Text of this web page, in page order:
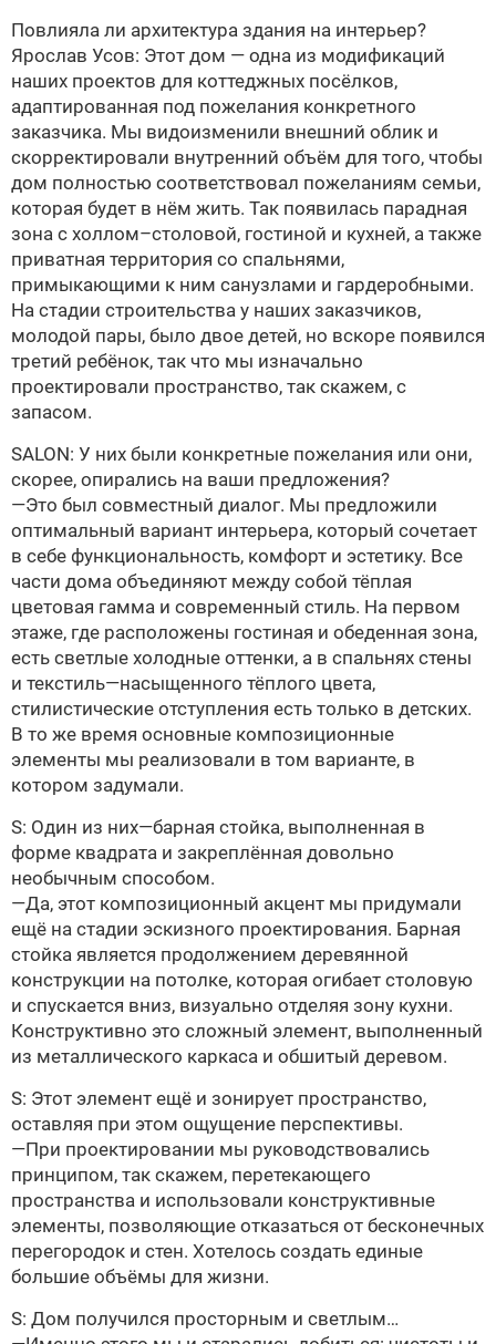
Повлияла ли архитектура здания на интерьер?
Ярослав Усов: Этот дом — одна из модификаций
наших проектов для коттеджных посёлков,
адаптированная под пожелания конкретного
заказчика. Мы видоизменили внешний облик и
скорректировали внутренний объём для того, чтобы
дом полностью соответствовал пожеланиям семьи,
которая будет в нём жить. Так появилась парадная
зона с холлом–столовой, гостиной и кухней, а также
приватная территория со спальнями,
примыкающими к ним санузлами и гардеробными.
На стадии строительства у наших заказчиков,
молодой пары, было двое детей, но вскоре появился
третий рeбёнок, так что мы изначально
проектировали пространство, так скажем, с
запасом.
SALON: У них были конкретные пожелания или они,
скорее, опирались на ваши предложения?
—Это был совместный диалог. Мы предложили
оптимальный вариант интерьера, который сочетает
в себе функциональность, комфорт и эстетику. Все
части дома объединяют между собой тёплая
цветовая гамма и современный стиль. На первом
этаже, где расположены гостиная и обеденная зона,
есть светлые холодные оттенки, а в спальнях стены
и текстиль—насыщенного тёплого цвета,
стилистические отступления есть только в детских.
В то же время основные композиционные
элементы мы реализовали в том варианте, в
котором задумали.
S: Один из них—барная стойка, выполненная в
форме квадрата и закреплённая довольно
необычным способом.
—Да, этот композиционный акцент мы придумали
ещё на стадии эскизного проектирования. Барная
стойка является продолжением деревянной
конструкции на потолке, которая огибает столовую
и спускается вниз, визуально отделяя зону кухни.
Конструктивно это сложный элемент, выполненный
из металлического каркаса и обшитый деревом.
S: Этот элемент ещё и зонирует пространство,
оставляя при этом ощущение перспективы.
—При проектировании мы руководствовались
принципом, так скажем, перетекающего
пространства и использовали конструктивные
элементы, позволяющие отказаться от бесконечных
перегородок и стен. Хотелось создать единые
большие объёмы для жизни.
S: Дом получился просторным и светлым…